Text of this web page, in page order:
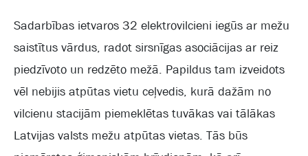
Sadarbības ietvaros 32 elektrovilcieni iegūs ar mežu
saistītus vārdus, radot sirsnīgas asociācijas ar reiz
piedzīvoto un redzēto mežā. Papildus tam izveidots
vēl nebijis atpūtas vietu ceļvedis, kurā dažām no
vilcienu stacijām piemeklētas tuvākas vai tālākas
Latvijas valsts mežu atpūtas vietas. Tās būs